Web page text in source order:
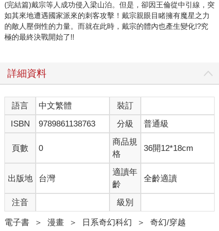
(完結篇)戴宗等人成功侵入梁山泊。但是，卻因王倫從中引線，突
如其來地遭遇國家派來的刺客攻擊！戴宗親眼目睹擁有魔星之力
的敵人壓倒性的力量。而就在此時，戴宗的體內也產生變化!?究
極的最終決戰開始了!!
詳細資料
語言 中文繁體
裝訂
ISBN
9789861138763 分級 普通級
頁數 0
商品規
格
36開12*18cm
出版地 台灣
適讀年
齡
全齡適讀
注音 級別
電子書 ＞ 漫畫 ＞ 日系奇幻科幻 ＞ 奇幻/穿越